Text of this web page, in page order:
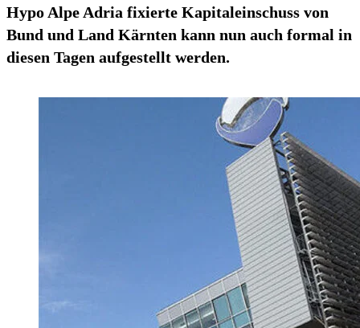
Hypo Alpe Adria fixierte Kapitaleinschuss von
Bund und Land Kärnten kann nun auch formal in
diesen Tagen aufgestellt werden.